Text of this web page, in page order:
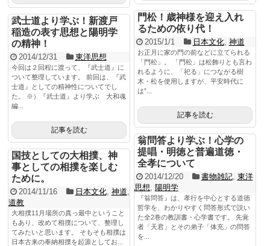
門松！歳神様を迎え入れ
るための依り代！
2015/1/1 日本文化, 神道
お正月に家の門の前などに立てられる
「門松」。 「門松」は松飾りとも言わ
れるように、「祀る」につながる樹
木・松を使用しますが、平安時代に
は”...
記事を読む
武士道より学ぶ！新渡戸
稲造の表す思想と陽明学
の精神！
2014/12/31 東洋思想
今回は２回程に渡って、『武士道』に
ついて整理しています。 前回は、『武
士道』としての精神性についてでし
た。 ※）『武士道』より学ぶ 大和魂
編...
記事を読む
翁問答より学ぶ！心学の
提唱・明徳と普遍道徳・
全孝について
2014/12/20 書物雑記, 東洋
思想
陽明学
『翁問答』は、孝行を中心とする道徳
哲学を、わかりやすく問答形式で説い
た全2巻の教訓書・心学書です。 先覚
者「天君」とその弟子「体充」の問答
を...
国技としての大相撲、神
事としての相撲を楽しむ
ために。
2014/11/16 日本文化, 神道
道教
大相撲11月場所の真っ最中ということ
もあり、改めて相撲について、整理し
てみたいと思います。 そもそも相撲は
日本古来の奉納相撲を起源としてお...